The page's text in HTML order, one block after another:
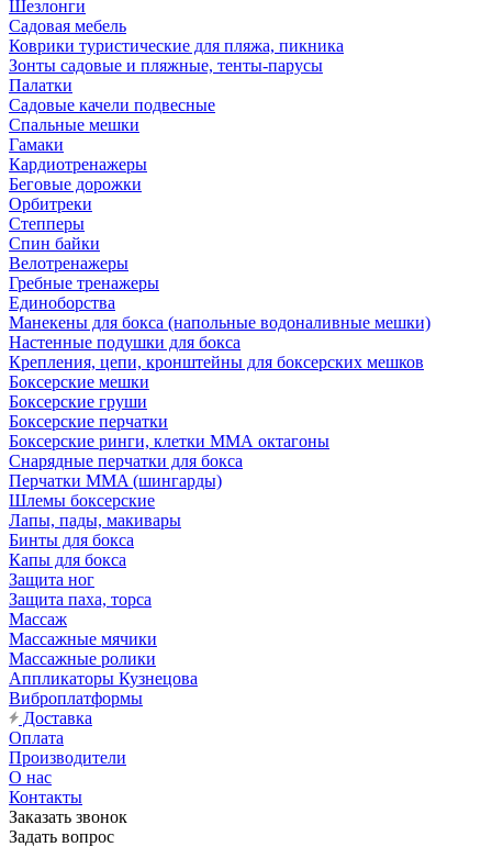
Шезлонги
Садовая мебель
Коврики туристические для пляжа, пикника
Зонты садовые и пляжные, тенты-парусы
Палатки
Садовые качели подвесные
Спальные мешки
Гамаки
Кардиотренажеры
Беговые дорожки
Орбитреки
Степперы
Спин байки
Велотренажеры
Гребные тренажеры
Единоборства
Манекены для бокса (напольные водоналивные мешки)
Настенные подушки для бокса
Крепления, цепи, кронштейны для боксерских мешков
Боксерские мешки
Боксерские груши
Боксерские перчатки
Боксерские ринги, клетки ММА октагоны
Снарядные перчатки для бокса
Перчатки MMA (шингарды)
Шлемы боксерские
Лапы, пады, макивары
Бинты для бокса
Капы для бокса
Защита ног
Защита паха, торса
Массаж
Массажные мячики
Массажные ролики
Аппликаторы Кузнецова
Виброплатформы
Доставка
Оплата
Производители
О нас
Контакты
Заказать звонок
Задать вопрос